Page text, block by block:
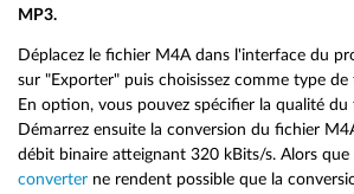
MP3.
Déplacez le fichier M4A dans l'interface du
sur "Exporter" puis choisissez comme type de
En option, vous pouvez spécifier la qualité
Démarrez ensuite la conversion du fichier
débit binaire atteignant 320 kBits/s. Alors que
converter ne rendent possible que la